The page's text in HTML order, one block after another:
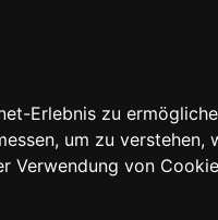
Erlebnis zu
um zu verstehen,
von